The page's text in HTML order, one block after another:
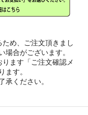
め、ご注文頂きまし
場合がございます。
ます「ご注文確認メ
ます。
承ください。